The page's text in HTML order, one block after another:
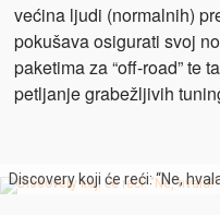
većina ljudi (normalnih)
pokušava osigurati svoj
paketima za “off-road” te
petljanje grabežljivih
Discovery koji će reći: “Ne,